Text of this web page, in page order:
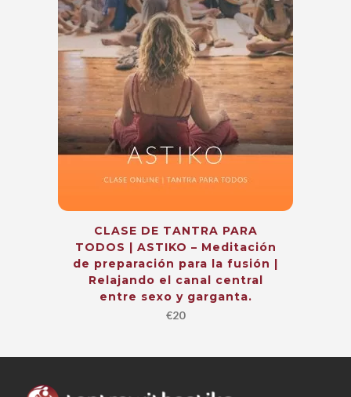
CLASE DE TANTRA PARA
TODOS | ASTIKO – Meditación
de preparación para la fusión |
Relajando el canal central
entre sexo y garganta.
€20